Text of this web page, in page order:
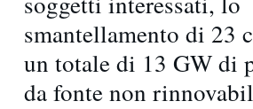
smantellamento di 23
un totale di 13 GW di
da fonte non